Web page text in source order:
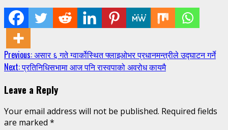
Continue
Reading
Previous:असार ६ गते ग्वार्कोस्थित फ्लाइओभर प्रधानमन्त्रीले उद्घाटन गर्ने
Next:प्रतिनिधिसभामा आज पनि रास्वपाको अवरोध कायमै
Leave a Reply
Your email address will not be published. Required fields
are marked *